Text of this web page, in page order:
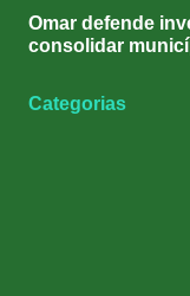
Omar defende
consolidar
Categorias